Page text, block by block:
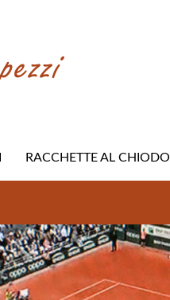
RACCHETTE AL CHIODO